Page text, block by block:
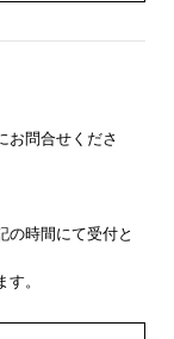
お問合せくださ
の時間にて受付と
。